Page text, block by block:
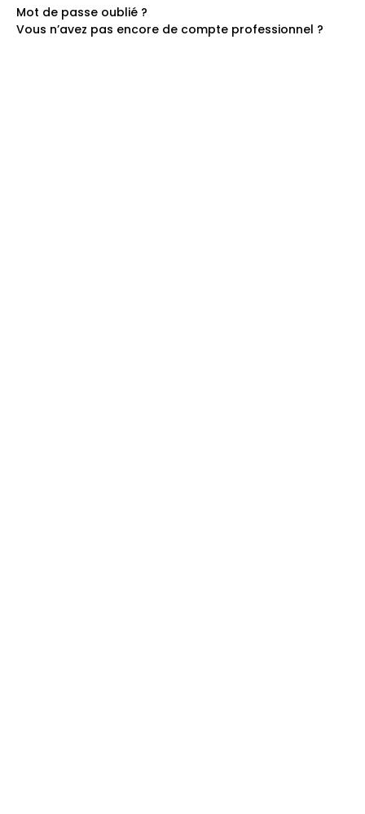
Mot de passe oublié ?
Vous n’avez pas encore de compte professionnel ?